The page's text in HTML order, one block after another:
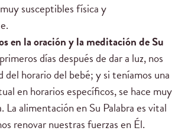
susceptibles física y
en la oración y la meditación de Su
días después de dar a luz, nos
del horario del bebé; y si teníamos una
en horarios específicos, se hace muy
alimentación en Su Palabra es vital
renovar nuestras fuerzas en Él.